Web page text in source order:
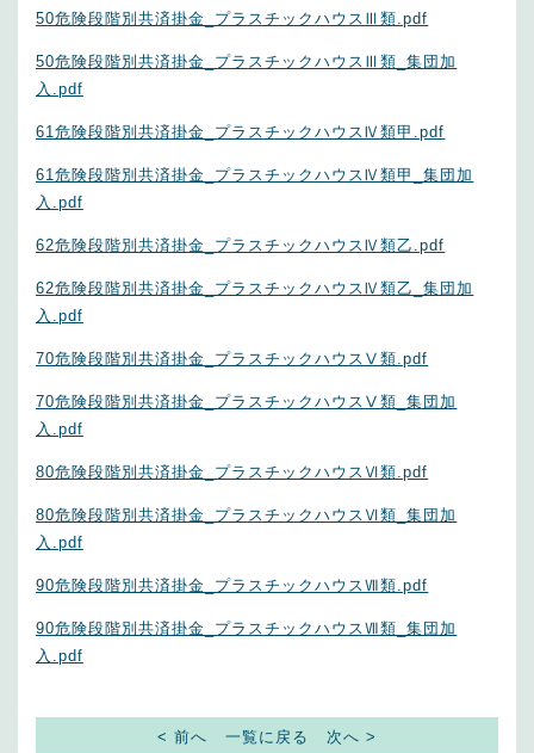
50危険段階別共済掛金_プラスチックハウスⅢ類.pdf
50危険段階別共済掛金_プラスチックハウスⅢ類_集団加
入.pdf
61危険段階別共済掛金_プラスチックハウスⅣ類甲.pdf
61危険段階別共済掛金_プラスチックハウスⅣ類甲_集団加
入.pdf
62危険段階別共済掛金_プラスチックハウスⅣ類乙.pdf
62危険段階別共済掛金_プラスチックハウスⅣ類乙_集団加
入.pdf
70危険段階別共済掛金_プラスチックハウスⅤ類.pdf
70危険段階別共済掛金_プラスチックハウスⅤ類_集団加
入.pdf
80危険段階別共済掛金_プラスチックハウスⅥ類.pdf
80危険段階別共済掛金_プラスチックハウスⅥ類_集団加
入.pdf
90危険段階別共済掛金_プラスチックハウスⅦ類.pdf
90危険段階別共済掛金_プラスチックハウスⅦ類_集団加
入.pdf
< 前へ 一覧に戻る 次へ >